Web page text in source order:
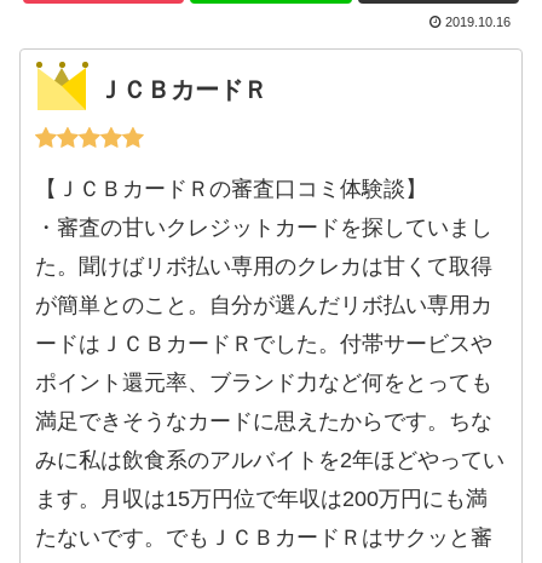
2019.10.16
ＪＣＢカードＲ
【ＪＣＢカードＲの審査口コミ体験談】
・審査の甘いクレジットカードを探していまし
た。聞けばリボ払い専用のクレカは甘くて取得
が簡単とのこと。自分が選んだリボ払い専用カ
ードはＪＣＢカードＲでした。付帯サービスや
ポイント還元率、ブランド力など何をとっても
満足できそうなカードに思えたからです。ちな
みに私は飲食系のアルバイトを2年ほどやってい
ます。月収は15万円位で年収は200万円にも満
たないです。でもＪＣＢカードＲはサクッと審